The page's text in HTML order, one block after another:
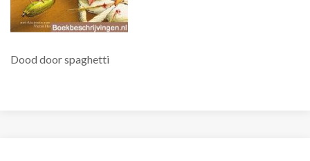
Dood door spaghetti